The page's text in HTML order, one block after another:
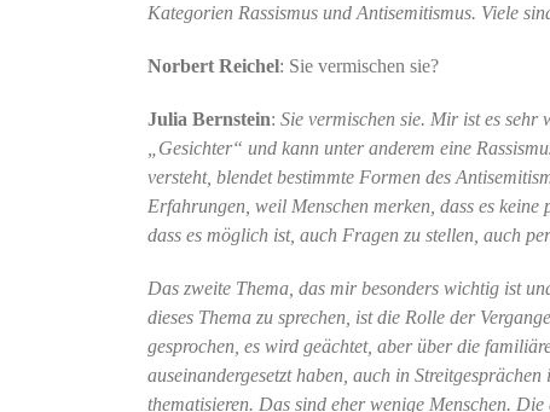
Kategorien Rassismus und Antisemitismus. Viele
Norbert Reichel: Sie vermischen sie?
Julia Bernstein: Sie vermischen sie. Mir ist es sehr
„Gesichter“ und kann unter anderem eine
versteht, blendet bestimmte Formen des
Erfahrungen, weil Menschen merken, dass es
dass es möglich ist, auch Fragen zu stellen, auch
Das zweite Thema, das mir besonders wichtig ist
dieses Thema zu sprechen, ist die Rolle der
gesprochen, es wird geächtet, aber über die
auseinandergesetzt haben, auch in
thematisieren. Das sind eher wenige Menschen.